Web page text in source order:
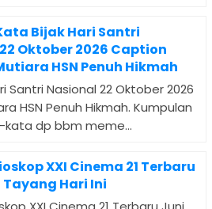
Bijak Hari Santri
Oktober 2026 Caption
HSN Penuh Hikmah
Santri Nasional 22 Oktober 2026
HSN Penuh Hikmah. Kumpulan
dp bbm meme...
XXI Cinema 21 Terbaru
Tayang Hari Ini